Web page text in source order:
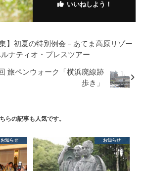
いいねしよう！
集】初夏の特別例会－あてま高原リゾー
ルナティオ・プレスツアー
旅ペンウォーク「横浜廃線跡
歩き」
らの記事も人気です。
お知らせ お知らせ